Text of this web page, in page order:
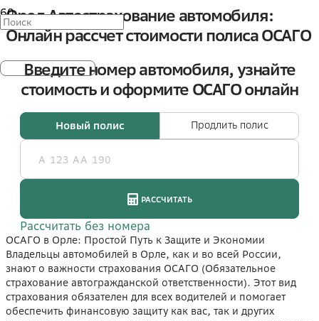
Орел Автострахование автомобиля:
Онлайн рассчет стоимости полиса ОСАГО
ОСАГО в Орле: Простой Путь к Защите и Экономии
Владельцы автомобилей в Орле, как и во всей России,
знают о важности страхования ОСАГО (Обязательное
страхование автогражданской ответственности). Этот вид
страхования обязателен для всех водителей и помогает
обеспечить финансовую защиту как вас, так и других